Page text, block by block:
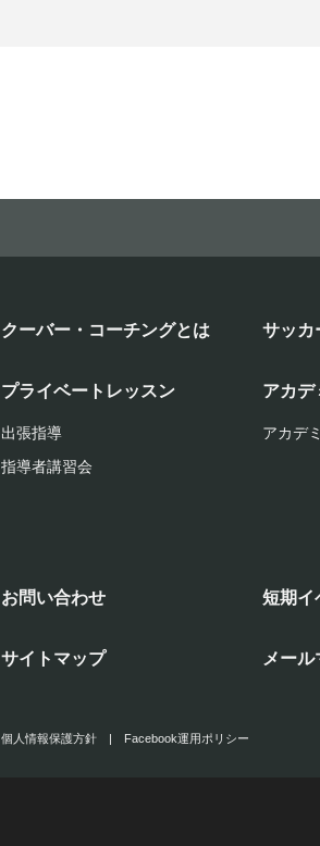
クーバー・コーチングとは サッカ
プライベートレッスン
出張指導
指導者講習会
アカデ
アカデ
お問い合わせ 短期イ
サイトマップ メー
個人情報保護方針 | Facebook運用ポリシー